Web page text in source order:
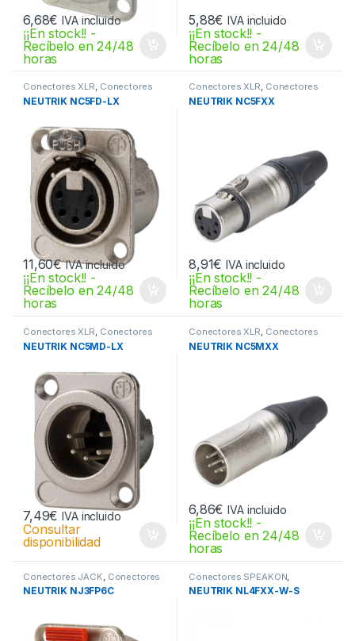
6,68€ IVA incluido
¡¡En stock!! -
Recíbelo en 24/48
horas
5,88€ IVA incluido
¡¡En stock!! -
Recíbelo en 24/48
horas
Conectores XLR, Conectores
XLR
NEUTRIK NC5FD-LX
11,60€ IVA incluido
¡¡En stock!! -
Recíbelo en 24/48
horas
Conectores XLR, Conectores
XLR
NEUTRIK NC5FXX
8,91€ IVA incluido
¡¡En stock!! -
Recíbelo en 24/48
horas
Conectores XLR Conectores
NEUTRIK NC5MD-LX
7,49€ IVA incluido
Consultar
disponibilidad
Conectores XLR Conectores
NEUTRIK NC5MXX
6,86€ IVA incluido
¡¡En stock!! -
Recíbelo en 24/48
horas
Conectores JACK Conectores
JACK
NEUTRIK NJ3FP6C
Conectores SPEAKON
Conectores SPEAKON
NEUTRIK NL4FXX-W-S